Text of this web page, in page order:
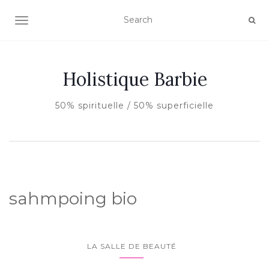
AFFICHER/MASQUER LA NAVIGATION
Holistique Barbie
50% spirituelle / 50% superficielle
sahmpoing bio
LA SALLE DE BEAUTÉ